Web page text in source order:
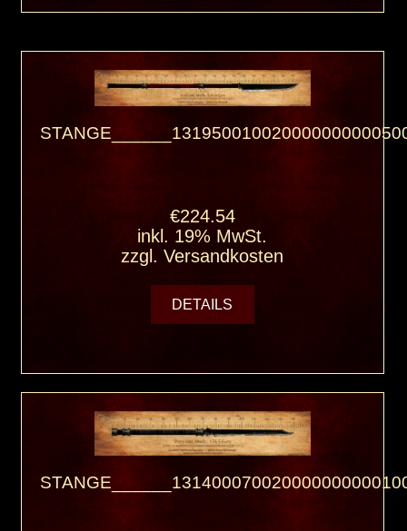
€224.54
inkl. 19% MwSt.
zzgl.Versandkosten
DETAILS